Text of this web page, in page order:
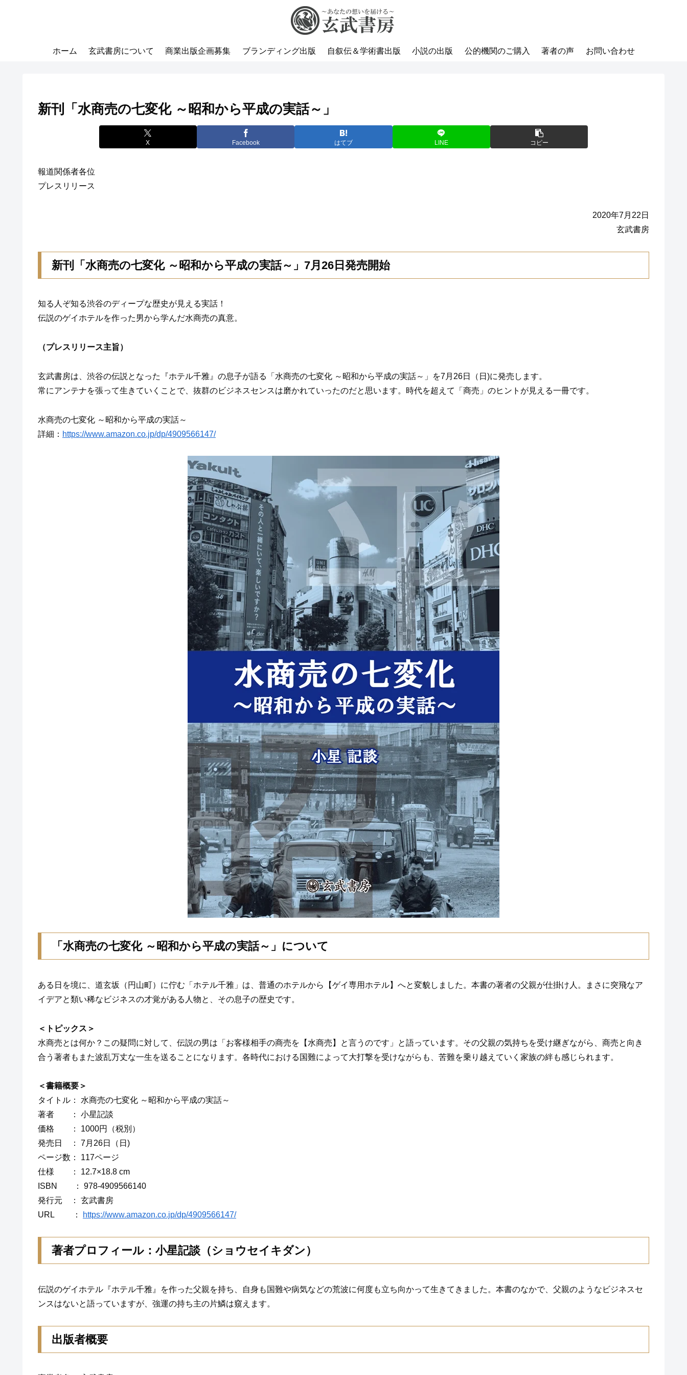
ホーム 玄武書房について 商業出版企画募集 ブランディング出版 自叙伝＆学術書出版 小説の出版 公的機関のご購入 著者の声 お問い合わせ
新刊「水商売の七変化 ～昭和から平成の実話～」
X Facebook はてブ LINE コピー
報道関係者各位
プレスリリース
2020年7月22日
玄武書房
新刊「水商売の七変化 ～昭和から平成の実話～」7月26日発売開始
知る人ぞ知る渋谷のディープな歴史が見える実話！
伝説のゲイホテルを作った男から学んだ水商売の真意。
（プレスリリース主旨）
玄武書房は、渋谷の伝説となった『ホテル千雅』の息子が語る「水商売の七変化 ～昭和から平成の実話～」を7月26日（日)に発売します。
常にアンテナを張って生きていくことで、抜群のビジネスセンスは磨かれていったのだと思います。時代を超えて「商売」のヒントが見える一冊です。
水商売の七変化 ～昭和から平成の実話～
詳細： https://www.amazon.co.jp/dp/4909566147/
「水商売の七変化 ～昭和から平成の実話～」について
ある日を境に、道玄坂（円山町）に佇む「ホテル千雅」は、普通のホテルから【ゲイ専用ホテル】へと変貌しました。本書の著者の父親が仕掛け人。まさに突飛なア
イデアと類い稀なビジネスの才覚がある人物と、その息子の歴史です。
＜トピックス＞
水商売とは何か？この疑問に対して、伝説の男は「お客様相手の商売を【水商売】と言うのです」と語っています。その父親の気持ちを受け継ぎながら、商売と向き
合う著者もまた波乱万丈な一生を送ることになります。各時代における国難によって大打撃を受けながらも、苦難を乗り越えていく家族の絆も感じられます。
＜書籍概要＞
タイトル： 水商売の七変化 ～昭和から平成の実話～
著者 ： 小星記談
価格 ： 1000円（税別）
発売日 ： 7月26日（日)
ページ数： 117ページ
仕様 ： 12.7×18.8 cm
ISBN ： 978-4909566140
発行元 ： 玄武書房
URL ：
https://www.amazon.co.jp/dp/4909566147/
著者プロフィール：小星記談（ショウセイキダン）
伝説のゲイホテル『ホテル千雅』を作った父親を持ち、自身も国難や病気などの荒波に何度も立ち向かって生きてきました。本書のなかで、父親のようなビジネスセ
ンスはないと語っていますが、強運の持ち主の片鱗は窺えます。
出版者概要